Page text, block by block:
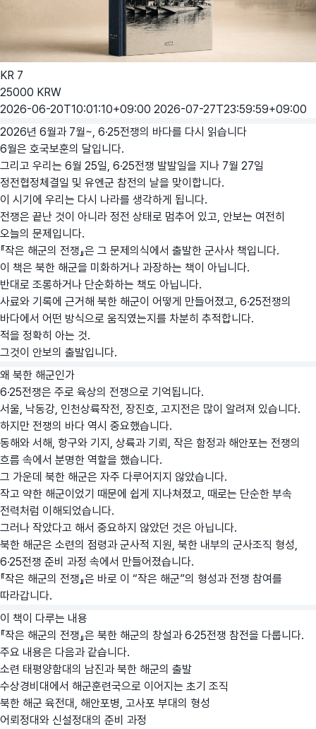
KR 7
25000 KRW
2026-06-20T10:01:10+09:00 2026-07-27T23:59:59+09:00
2026년 6월과 7월~, 6·25전쟁의 바다를 다시 읽습니다
6월은 호국보훈의 달입니다.
그리고 우리는 6월 25일, 6·25전쟁 발발일을 지나 7월 27일
정전협정체결일 및 유엔군 참전의 날을 맞이합니다.
이 시기에 우리는 다시 나라를 생각하게 됩니다.
전쟁은 끝난 것이 아니라 정전 상태로 멈추어 있고, 안보는 여전히
오늘의 문제입니다.
『작은 해군의 전쟁』은 그 문제의식에서 출발한 군사사 책입니다.
이 책은 북한 해군을 미화하거나 과장하는 책이 아닙니다.
반대로 조롱하거나 단순화하는 책도 아닙니다.
사료와 기록에 근거해 북한 해군이 어떻게 만들어졌고, 6·25전쟁의
바다에서 어떤 방식으로 움직였는지를 차분히 추적합니다.
적을 정확히 아는 것.
그것이 안보의 출발입니다.
왜 북한 해군인가
6·25전쟁은 주로 육상의 전쟁으로 기억됩니다.
서울, 낙동강, 인천상륙작전, 장진호, 고지전은 많이 알려져 있습니다.
하지만 전쟁의 바다 역시 중요했습니다.
동해와 서해, 항구와 기지, 상륙과 기뢰, 작은 함정과 해안포는 전쟁의
흐름 속에서 분명한 역할을 했습니다.
그 가운데 북한 해군은 자주 다루어지지 않았습니다.
작고 약한 해군이었기 때문에 쉽게 지나쳐졌고, 때로는 단순한 부속
전력처럼 이해되었습니다.
그러나 작았다고 해서 중요하지 않았던 것은 아닙니다.
북한 해군은 소련의 점령과 군사적 지원, 북한 내부의 군사조직 형성,
6·25전쟁 준비 과정 속에서 만들어졌습니다.
『작은 해군의 전쟁』은 바로 이 “작은 해군”의 형성과 전쟁 참여를
따라갑니다.
이 책이 다루는 내용
『작은 해군의 전쟁』은 북한 해군의 창설과 6·25전쟁 참전을 다룹니다.
주요 내용은 다음과 같습니다.
소련 태평양함대의 남진과 북한 해군의 출발
수상경비대에서 해군훈련국으로 이어지는 초기 조직
북한 해군 육전대, 해안포병, 고사포 부대의 형성
어뢰정대와 신설정대의 준비 과정